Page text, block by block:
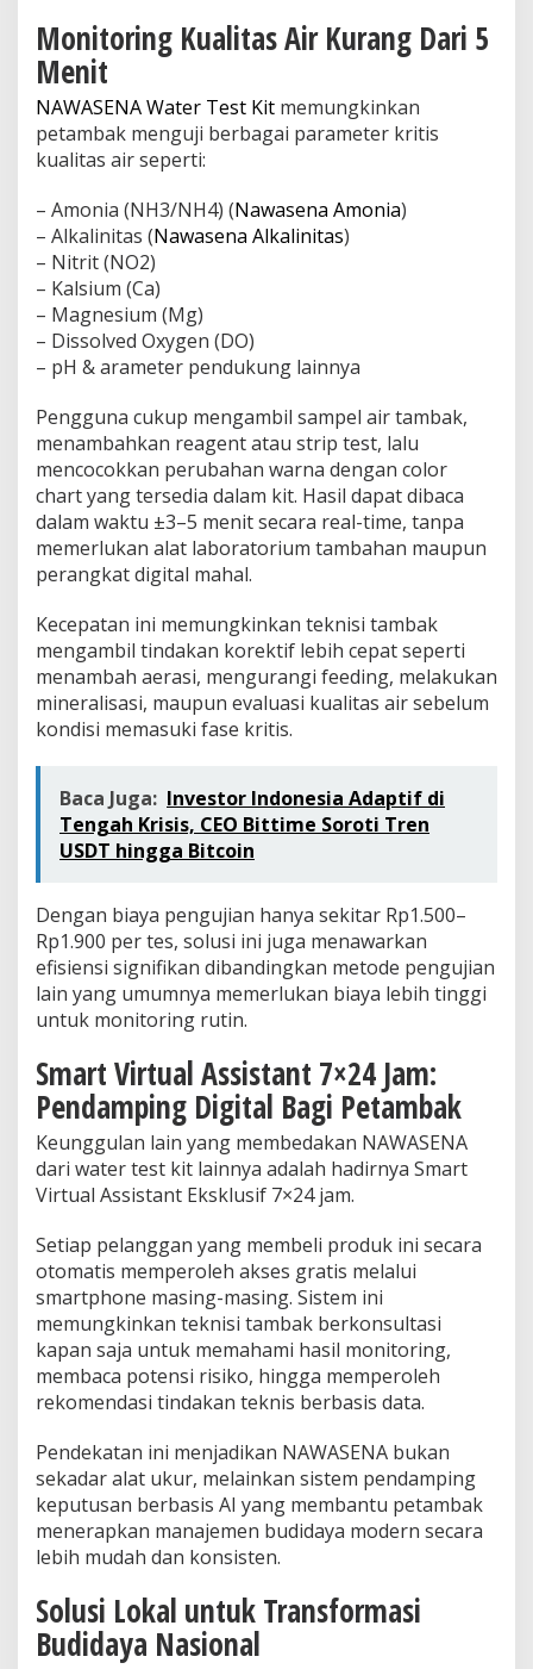
Monitoring Kualitas Air Kurang Dari 5
Menit
NAWASENA Water Test Kit memungkinkan
petambak menguji berbagai parameter kritis
kualitas air seperti:
– Amonia (NH3/NH4) (Nawasena Amonia)
– Alkalinitas (Nawasena Alkalinitas)
– Nitrit (NO2)
– Kalsium (Ca)
– Magnesium (Mg)
– Dissolved Oxygen (DO)
– pH & arameter pendukung lainnya
Pengguna cukup mengambil sampel air tambak,
menambahkan reagent atau strip test, lalu
mencocokkan perubahan warna dengan color
chart yang tersedia dalam kit. Hasil dapat dibaca
dalam waktu ±3–5 menit secara real-time, tanpa
memerlukan alat laboratorium tambahan maupun
perangkat digital mahal.
Kecepatan ini memungkinkan teknisi tambak
mengambil tindakan korektif lebih cepat seperti
menambah aerasi, mengurangi feeding, melakukan
mineralisasi, maupun evaluasi kualitas air sebelum
kondisi memasuki fase kritis.
Baca Juga: Investor Indonesia Adaptif di
Tengah Krisis, CEO Bittime Soroti Tren
USDT hingga Bitcoin
Dengan biaya pengujian hanya sekitar Rp1.500–
Rp1.900 per tes, solusi ini juga menawarkan
efisiensi signifikan dibandingkan metode pengujian
lain yang umumnya memerlukan biaya lebih tinggi
untuk monitoring rutin.
Smart Virtual Assistant 7×24 Jam:
Pendamping Digital Bagi Petambak
Keunggulan lain yang membedakan NAWASENA
dari water test kit lainnya adalah hadirnya Smart
Virtual Assistant Eksklusif 7×24 jam.
Setiap pelanggan yang membeli produk ini secara
otomatis memperoleh akses gratis melalui
smartphone masing-masing. Sistem ini
memungkinkan teknisi tambak berkonsultasi
kapan saja untuk memahami hasil monitoring,
membaca potensi risiko, hingga memperoleh
rekomendasi tindakan teknis berbasis data.
Pendekatan ini menjadikan NAWASENA bukan
sekadar alat ukur, melainkan sistem pendamping
keputusan berbasis AI yang membantu petambak
menerapkan manajemen budidaya modern secara
lebih mudah dan konsisten.
Solusi Lokal untuk Transformasi
Budidaya Nasional